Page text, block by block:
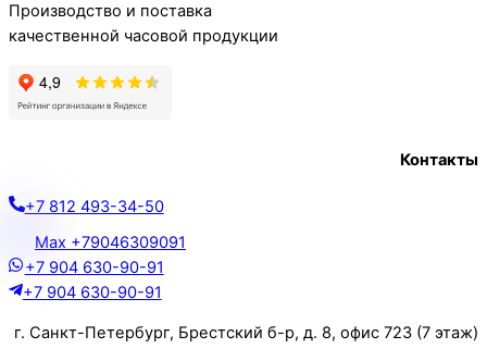
Производство и поставка
качественной часовой продукции
Контакты
+7 812 493-34-50
Max +79046309091
+7 904 630-90-91
+7 904 630-90-91
г. Санкт-Петербург, Брестский б-р, д. 8, офис 723 (7 этаж)